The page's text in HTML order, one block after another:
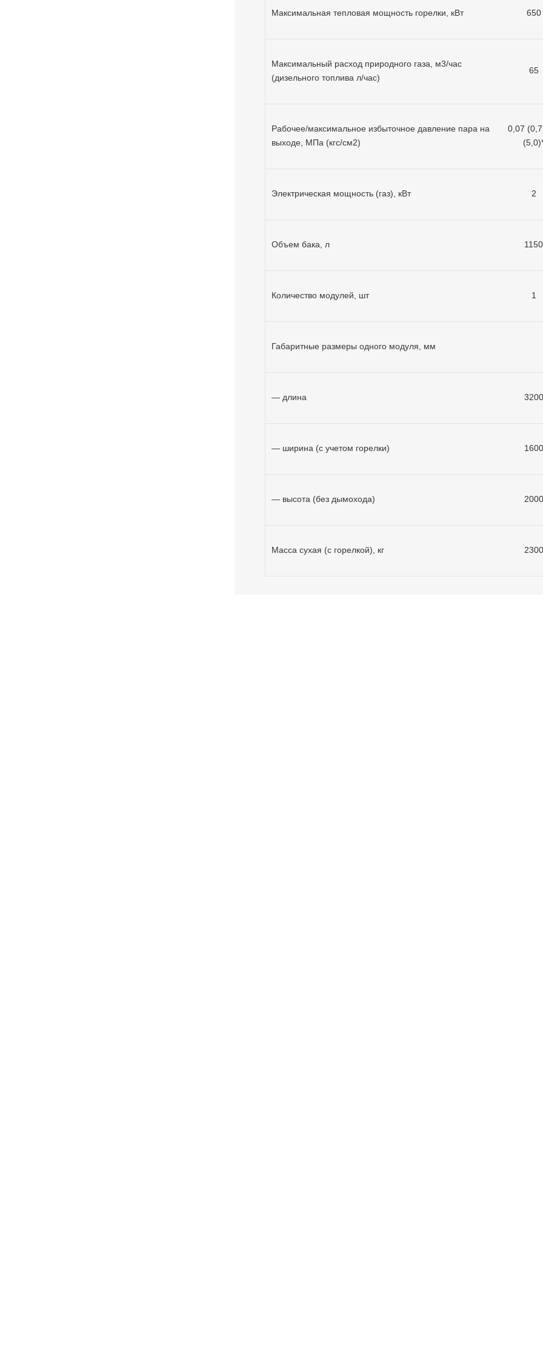
Максимальная тепловая мощность горелки, кВт 650
Максимальный расход природного газа, м3/час
(дизельного топлива л/час)
65
Рабочее/максимальное избыточное давление пара на
выходе, МПа (кгс/см2)
0,07
Электрическая мощность (газ), кВт 2
Объем бака, л 1150
Количество модулей, шт 1
Габаритные размеры одного модуля, мм
— длина 3200
— ширина (с учетом горелки) 1600
— высота (без дымохода) 2000
Масса сухая (с горелкой), кг 2300